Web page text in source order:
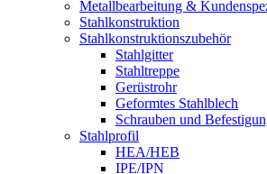
Metallbearbeitung &
Stahlkonstruktion
Stahlkonstruktionszubehör
Stahlgitter
Stahltreppe
Gerüstrohr
Geformtes Stahlblech
Schrauben und
Stahlprofil
HEA/HEB
IPE/IPN